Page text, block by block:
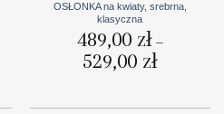
OSŁONKA na kwiaty, srebrna,
klasyczna
489,00 zł –
529,00 złZakres
cen: